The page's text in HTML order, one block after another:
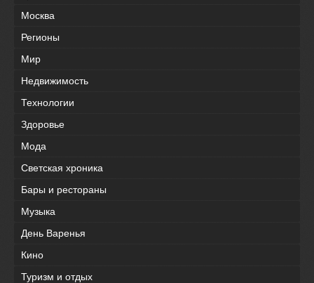
Москва
Регионы
Мир
Недвижимость
Технологии
Здоровье
Мода
Светская хроника
Бары и рестораны
Музыка
День Варенья
Кино
Туризм и отдых